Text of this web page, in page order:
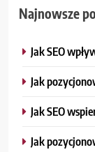
Najnowsze
Jak SEO
Jak
Jak SEO
Jak